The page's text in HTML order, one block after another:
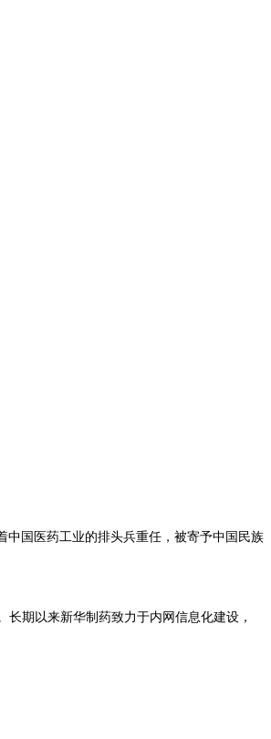
中国医药工业的排头兵重任，被寄予中国民族
期以来新华制药致力于内网信息化建设，